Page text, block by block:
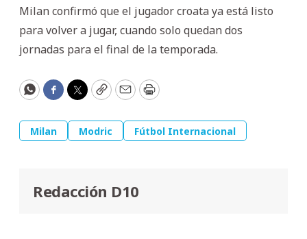
Milan confirmó que el jugador croata ya está listo
para volver a jugar, cuando solo quedan dos
jornadas para el final de la temporada.
WhatsApp
Facebook
Twitter
CopyEmailPrint
Milan Modric Fútbol Internacional
Redacción D10